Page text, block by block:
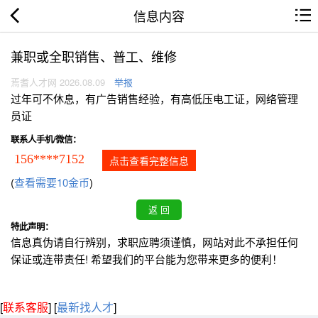
信息内容
兼职或全职销售、普工、维修
焉耆人才网 2026.08.09 举报
过年可不休息，有广告销售经验，有高低压电工证，网络管理
员证
联系人手机/微信：
156****7152 点击查看完整信息
(查看需要10金币)
特此声明：
信息真伪请自行辨别，求职应聘须谨慎，网站对此不承担任何
保证或连带责任! 希望我们的平台能为您带来更多的便利！
[联系客服] [最新找人才]